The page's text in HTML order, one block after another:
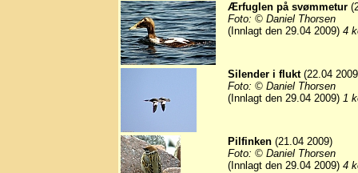
Ærfuglen på svømmetur
Foto: © Daniel Thorsen
(Innlagt den 29.04 2009) 4
Silender i flukt(22.04
Foto: © Daniel Thorsen
(Innlagt den 29.04 2009) 1
Pilfinken (21.04 2009)
Foto: © Daniel Thorsen
(Innlagt den 29.04 2009) 4